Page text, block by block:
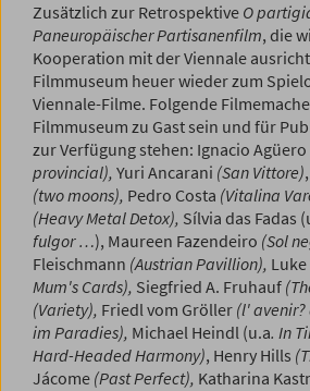
Zusätzlich zur Retrospektive O
Paneuropäischer Partisanenfilm, die
Kooperation mit der Viennale
Filmmuseum heuer wieder zum
Viennale-Filme. Folgende
Filmmuseum zu Gast sein und für
zur Verfügung stehen: Ignacio Agüero
provincial), Yuri Ancarani (San Vittore)
(two moons), Pedro Costa (Vitalina
(Heavy Metal Detox), Sílvia das Fadas
fulgor …), Maureen Fazendeiro (Sol
Fleischmann (Austrian Pavillion),
Mum's Cards), Siegfried A. Fruhauf
(Variety), Friedl vom Gröller (l' avenir?
im Paradies), Michael Heindl (u.a. In
Hard-Headed Harmony), Henry Hills
Jácome (Past Perfect), Katharina